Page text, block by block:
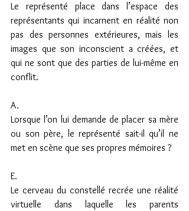
Le représenté place dans l’espace des
représentants qui incarnent en réalité non
pas des personnes extérieures, mais les
images que son inconscient a créées, et
qui ne sont que des parties de lui-même en
conflit.
A.
Lorsque l’on lui demande de placer sa mère
ou son père, le représenté sait-il qu’il ne
met en scène que ses propres mémoires ?
E.
Le cerveau du constellé recrée une réalité
virtuelle dans laquelle les parents